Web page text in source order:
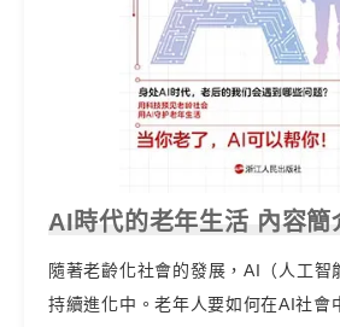
AI時代的老年生活 內容簡
隨著老齡化社會的發展，AI（人工智
持續進化中。老年人要如何在AI社會